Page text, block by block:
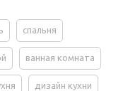
спальня
ванная комната
дизайн кухни